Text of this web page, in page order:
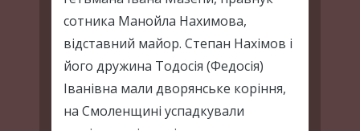
сотника Манойла Нахимова,
відставний майор. Степан Нахімов і
його дружина Тодосія (Федосія)
Іванівна мали дворянське коріння,
на Смоленщині успадкували